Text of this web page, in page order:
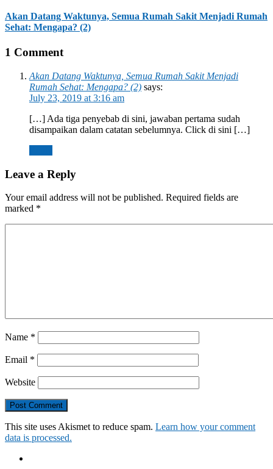
Akan Datang Waktunya, Semua Rumah Sakit Menjadi Rumah
Sehat: Mengapa? (2)
1 Comment
Akan Datang Waktunya, Semua Rumah Sakit Menjadi
Rumah Sehat: Mengapa? (2) says:
July 23, 2019 at 3:16 am
[…] Ada tiga penyebab di sini, jawaban pertama sudah
disampaikan dalam catatan sebelumnya. Click di sini […]
Leave a Reply
Your email address will not be published. Required fields are
marked *
Name *
Email *
Website
This site uses Akismet to reduce spam. Learn how your comment
data is processed.